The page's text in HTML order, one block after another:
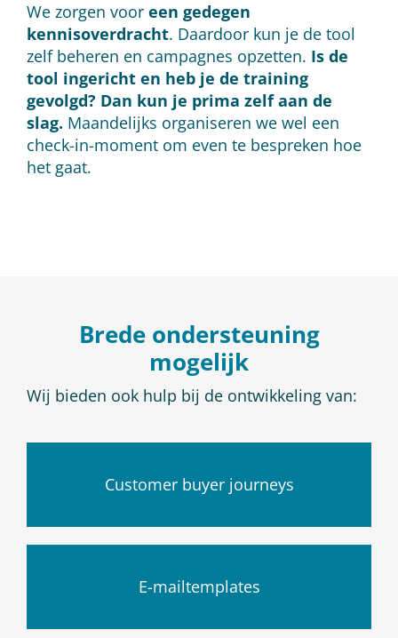
We zorgen voor een gedegen
kennisoverdracht. Daardoor kun je de tool
zelf beheren en campagnes opzetten. Is de
tool ingericht en heb je de training
gevolgd? Dan kun je prima zelf aan de
slag. Maandelijks organiseren we wel een
check-in-moment om even te bespreken hoe
het gaat.
Brede ondersteuning
mogelijk
Wij bieden ook hulp bij de ontwikkeling van:
Customer buyer journeys
E-mailtemplates